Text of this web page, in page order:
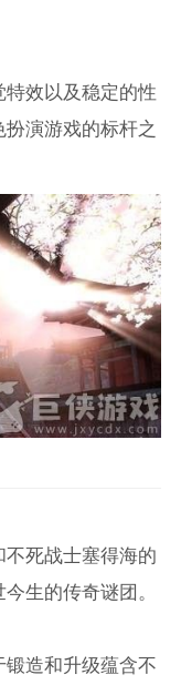
效以及稳定的性
演游戏的标杆之
死战士塞得海的
生的传奇谜团。
造和升级蕴含不